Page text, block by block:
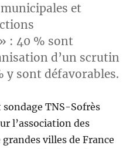
et
: 40 % sont
d’un scrutin
y sont défavorables.
sondage TNS-Sofrès
l’association des
grandes villes de France